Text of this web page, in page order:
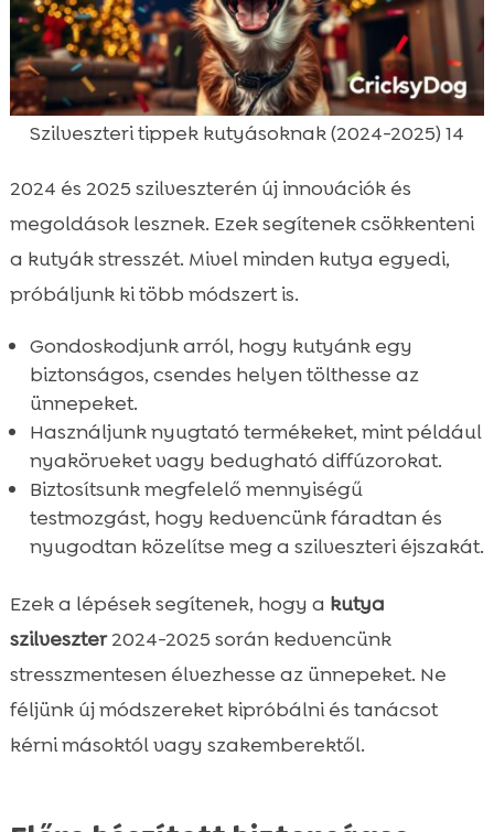
Szilveszteri tippek kutyásoknak (2024-2025) 14
2024 és 2025 szilveszterén új innovációk és
megoldások lesznek. Ezek segítenek csökkenteni
a kutyák stresszét. Mivel minden kutya egyedi,
próbáljunk ki több módszert is.
Gondoskodjunk arról, hogy kutyánk egy
biztonságos, csendes helyen tölthesse az
ünnepeket.
Használjunk nyugtató termékeket, mint például
nyakörveket vagy bedugható diffúzorokat.
Biztosítsunk megfelelő mennyiségű
testmozgást, hogy kedvencünk fáradtan és
nyugodtan közelítse meg a szilveszteri éjszakát.
Ezek a lépések segítenek, hogy a kutya
szilveszter2024-2025 során kedvencünk
stresszmentesen élvezhesse az ünnepeket. Ne
féljünk új módszereket kipróbálni és tanácsot
kérni másoktól vagy szakemberektől.